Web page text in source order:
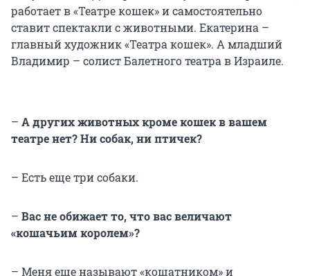
работает в «Театре кошек» и самостоятельно
ставит спектакли с животными. Екатерина –
главный художник «Театра кошек». А младший
Владимир – солист Балетного театра в Израиле.
– А других животных кроме кошек в вашем
театре нет? Ни собак, ни птичек?
– Есть еще три собаки.
– Вас не обижает то, что вас величают
«кошачьим королем»?
– Меня еще называют «кошатником» и